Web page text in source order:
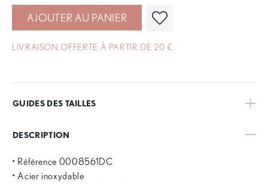
AJOUTER AU PANIER
LIVRAISON OFFERTE À PARTIR DE 20 €
GUIDES DES TAILLES
DESCRIPTION
• Référence 0008561DC
• Acier inoxydable